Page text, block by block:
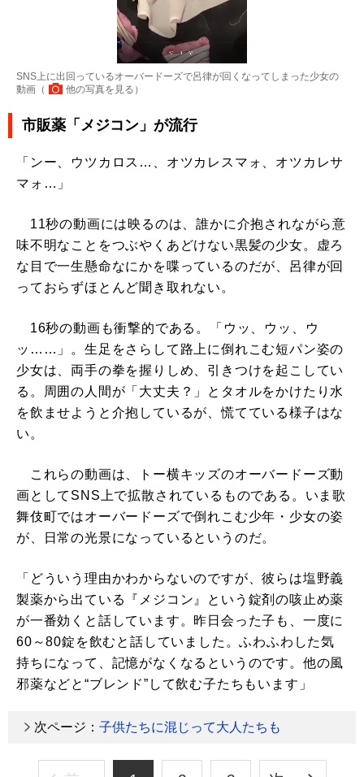
SNS上に出回っているオーバードーズで呂律が回くなってしまった少女の
動画（
他の写真を見る ）
市販薬「メジコン」が流行
「ンー、ウツカロス…、オツカレスマォ、オツカレサ
マォ…」
11秒の動画には映るのは、誰かに介抱されながら意
味不明なことをつぶやくあどけない黒髪の少女。虚ろ
な目で一生懸命なにかを喋っているのだが、呂律が回
っておらずほとんど聞き取れない。
16秒の動画も衝撃的である。「ウッ、ウッ、ウ
ッ……」。生足をさらして路上に倒れこむ短パン姿の
少女は、両手の拳を握りしめ、引きつけを起こしてい
る。周囲の人間が「大丈夫？」とタオルをかけたり水
を飲ませようと介抱しているが、慌てている様子はな
い。
これらの動画は、トー横キッズのオーバードーズ動
画としてSNS上で拡散されているものである。いま歌
舞伎町ではオーバードーズで倒れこむ少年・少女の姿
が、日常の光景になっているというのだ。
「どういう理由かわからないのですが、彼らは塩野義
製薬から出ている『メジコン』という錠剤の咳止め薬
が一番効くと話しています。昨日会った子も、一度に
60～80錠を飲むと話していました。ふわふわした気
持ちになって、記憶がなくなるというのです。他の風
邪薬などと“ブレンド”して飲む子たちもいます」
次ページ： 子供たちに混じって大人たちも